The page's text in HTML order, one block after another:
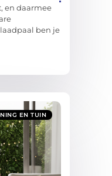
en daarmee
ben je
EN TUIN